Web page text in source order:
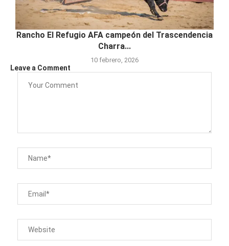
Rancho El Refugio AFA campeón del Trascendencia
Charra...
10 febrero, 2026
Leave a Comment